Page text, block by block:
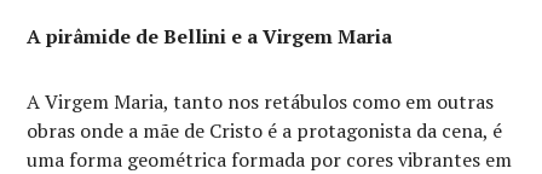
A pirâmide de Bellini e a Virgem Maria
A Virgem Maria, tanto nos retábulos como em outras
obras onde a mãe de Cristo é a protagonista da cena, é
uma forma geométrica formada por cores vibrantes em